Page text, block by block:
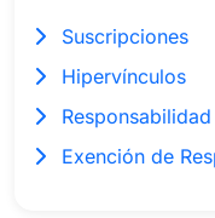
Suscripciones
Hipervínculos
Responsabilidad
Exención de